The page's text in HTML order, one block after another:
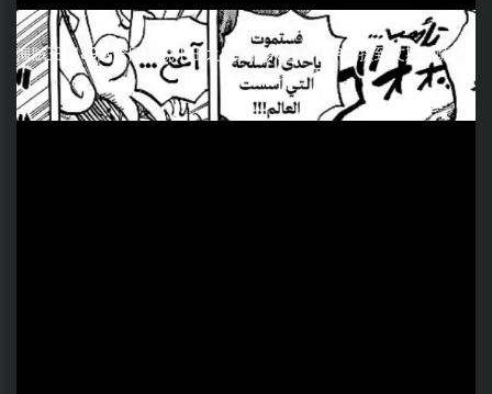
海賊王1189話全圖解說丨王之雙翼陷入苦戰！伊姆提到艾斯與薩博